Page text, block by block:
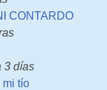
CONTARDO
3 días
mi tío